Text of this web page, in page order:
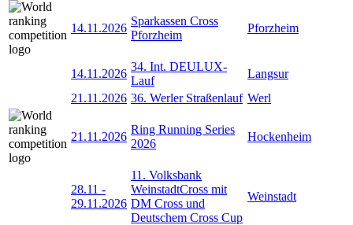
14.11.2026
Sparkassen Cross
Pforzheim
Pforzheim
14.11.2026
34. Int. DEULUX-
Lauf
Langsur
21.11.2026 36. Werler Straßenlauf Werl
21.11.2026
Ring Running Series
2026
Hockenheim
28.11 -
29.11.2026
11. Volksbank
WeinstadtCross mit
DM Cross und
Deutschem Cross Cup
Weinstadt